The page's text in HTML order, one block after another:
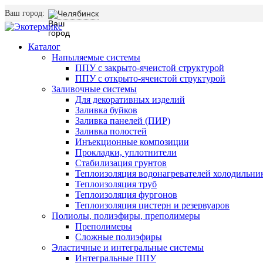
Ваш город: Челябинск
Каталог
Напыляемые системы
ППУ с закрыто-ячеистой структурой
ППУ с открыто-ячеистой структурой
Заливочные системы
Для декоративных изделий
Заливка буйков
Заливка панелей (ПИР)
Заливка полостей
Инъекционные композиции
Прокладки, уплотнители
Стабилизация грунтов
Теплоизоляция водонагревателей
Теплоизоляция труб
Теплоизоляция фургонов
Теплоизоляция цистерн и резервуаров
Полиолы, полиэфиры, преполимеры
Преполимеры
Сложные полиэфиры
Эластичные и интегральные системы
Интегральные ППУ